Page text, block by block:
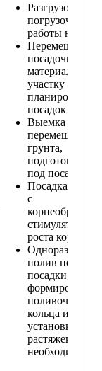
Разгрузо-
погрузочные
работы на
Перемещение
посадочного
материала по
участку и
планирование
посадок
Выемка и
перемещение
грунта,
подготовка
под посадку
Посадка
с
стимулятором
роста корней
Одноразовый
полив после
посадки,
формирование
поливочного
кольца и
установка
растяжек (при